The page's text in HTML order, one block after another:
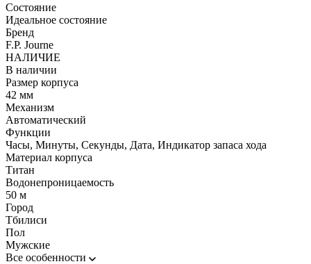
Состояние
Идеальное состояние
Бренд
F.P. Journe
НАЛИЧИЕ
В наличии
Размер корпуса
42 мм
Механизм
Автоматический
Функции
Часы, Минуты, Секунды, Дата, Индикатор запаса хода
Материал корпуса
Титан
Водонепроницаемость
50 м
Город
Тбилиси
Пол
Мужские
Все особенности